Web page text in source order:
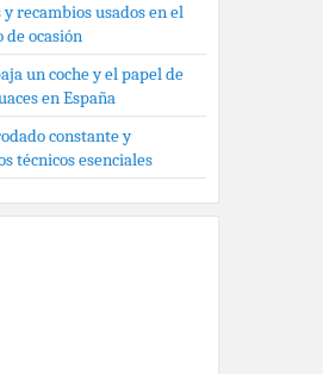
recambios usados en el
de ocasión
un coche y el papel de
en España
constante y
técnicos esenciales